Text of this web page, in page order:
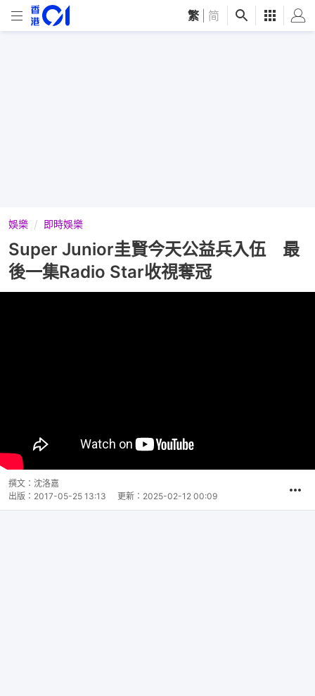
繁 简
娛樂 即時娛樂
Super Junior圭賢今天公益兵入伍 最
後一集Radio Star收視奪冠
撰文： 沈洛嘉
出版： 2017-05-25 13:13 更新： 2025-02-12 00:09